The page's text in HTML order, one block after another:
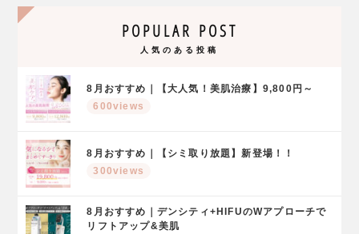
POPULAR POST
人気のある投稿
8月おすすめ｜【大人気！美肌治療】9,800円～
600views
8月おすすめ｜【シミ取り放題】新登場！！
300views
8月おすすめ｜デンシティ+HIFUのWアプローチで
リフトアップ&美肌